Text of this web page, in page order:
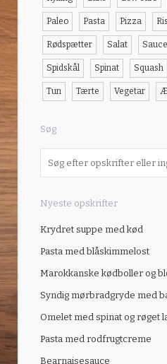
Paleo Pasta Pizza Ris
Rødspætter Salat Sauce
Spidskål Spinat Squash
Tun Tærte Vegetar
Søg
Nyeste opskrifter
Krydret suppe med kød
Pasta med blåskimmelost
Marokkanske kødboller og
Syndig mørbradgryde med
Omelet med spinat og røget
Pasta med rodfrugtcreme
Bearnaisesauce